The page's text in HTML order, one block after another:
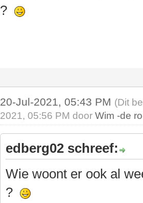
?
20-Jul-2021, 05:43 PM (Dit
2021, 05:56 PM doorWim -de
edberg02 schreef:
Wie woont er ook al
?